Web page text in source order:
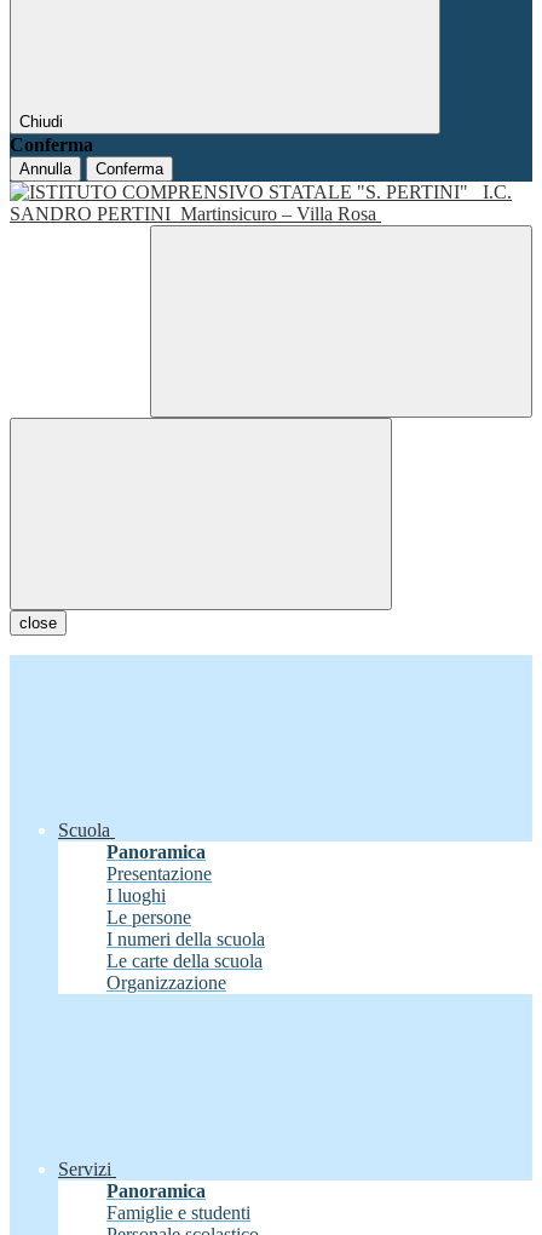
Chiudi
Conferma
Annulla Conferma
I.C.
SANDRO PERTINI Martinsicuro – Villa Rosa
close
Scuola
Panoramica
Presentazione
I luoghi
Le persone
I numeri della scuola
Le carte della scuola
Organizzazione
Servizi
Panoramica
Famiglie e studenti